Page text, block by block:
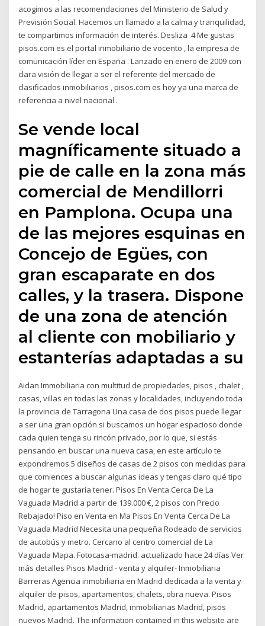
acogimos a las recomendaciones del Ministerio de Salud y
Previsión Social. Hacemos un llamado a la calma y tranquilidad,
te compartimos información de interés. Desliza ️ 4 Me gustas
pisos.com es el portal inmobiliario de vocento , la empresa de
comunicación líder en España . Lanzado en enero de 2009 con
clara visión de llegar a ser el referente del mercado de
clasificados inmobiliarios , pisos.com es hoy ya una marca de
referencia a nivel nacional .
Se vende local
magníficamente situado a
pie de calle en la zona más
comercial de Mendillorri
en Pamplona. Ocupa una
de las mejores esquinas en
Concejo de Egües, con
gran escaparate en dos
calles, y la trasera. Dispone
de una zona de atención
al cliente con mobiliario y
estanterías adaptadas a su
Aidan Immobiliaria con multitud de propiedades, pisos , chalet ,
casas, villas en todas las zonas y localidades, incluyendo toda
la provincia de Tarragona Una casa de dos pisos puede llegar
a ser una gran opción si buscamos un hogar espacioso donde
cada quien tenga su rincón privado, por lo que, si estás
pensando en buscar una nueva casa, en este artículo te
expondremos 5 diseños de casas de 2 pisos con medidas para
que comiences a buscar algunas ideas y tengas claro qué tipo
de hogar te gustaría tener. Pisos En Venta Cerca De La
Vaguada Madrid a partir de 139.000 €, 2 pisos con Precio
Rebajado! Piso en Venta en Ma Pisos En Venta Cerca De La
Vaguada Madrid Necesita una pequeña Rodeado de servicios
de autobús y metro. Cercano al centro comercial de La
Vaguada Mapa. Fotocasa-madrid. actualizado hace 24 días Ver
más detalles Pisos Madrid - venta y alquiler- Inmobiliaria
Barreras Agencia inmobiliaria en Madrid dedicada a la venta y
alquiler de pisos, apartamentos, chalets, obra nueva. Pisos
Madrid, apartamentos Madrid, inmobiliarias Madrid, pisos
nuevos Madrid. The information contained in this website are